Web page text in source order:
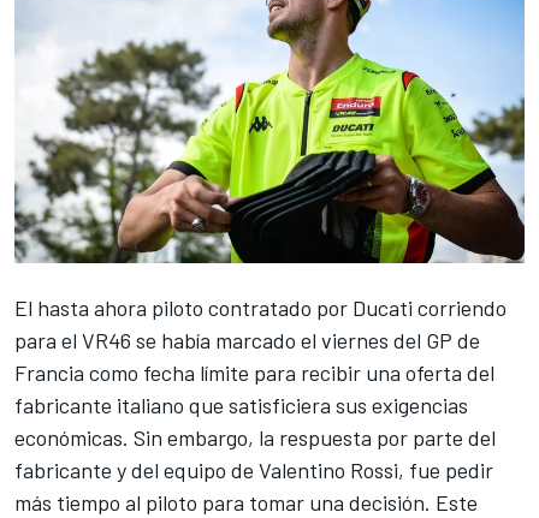
El hasta ahora piloto contratado por Ducati corriendo
para el VR46 se había marcado el viernes del GP de
Francia como fecha límite para recibir una oferta del
fabricante italiano que satisficiera sus exigencias
económicas. Sin embargo, la respuesta por parte del
fabricante y del equipo de Valentino Rossi, fue pedir
más tiempo al piloto para tomar una decisión. Este